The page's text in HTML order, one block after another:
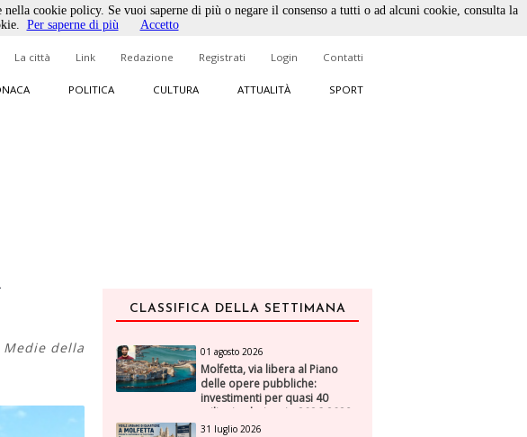
La città Link Redazione Registrati Login Contatti
POLITICA CULTURA ATTUALITÀ SPORT
della
CLASSIFICA DELLA SETTIMANA
01 agosto 2026
Molfetta, via libera al Piano
delle opere pubbliche:
investimenti per quasi 40
milioni nel triennio 2026-2028
31 luglio 2026
cookie policy. Se vuoi saperne di più o negare il consenso a tutti o ad alcuni cookie, consulta la
Per saperne di più Accetto